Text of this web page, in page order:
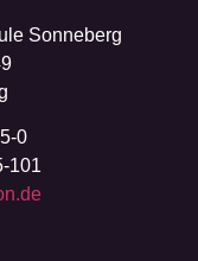
Sonneberg
0
101